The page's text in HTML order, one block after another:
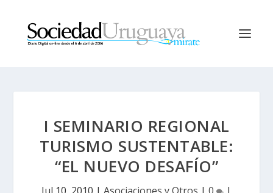
I SEMINARIO REGIONAL
TURISMO SUSTENTABLE:
“EL NUEVO DESAFÍO”